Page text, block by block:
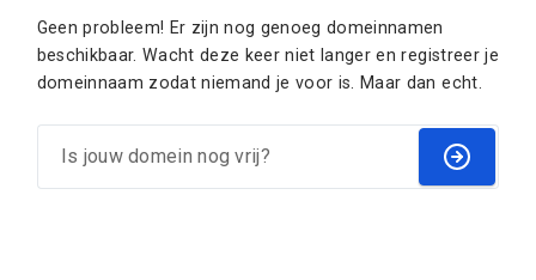
Geen probleem! Er zijn nog genoeg domeinnamen
beschikbaar. Wacht deze keer niet langer en registreer je
domeinnaam zodat niemand je voor is. Maar dan echt.